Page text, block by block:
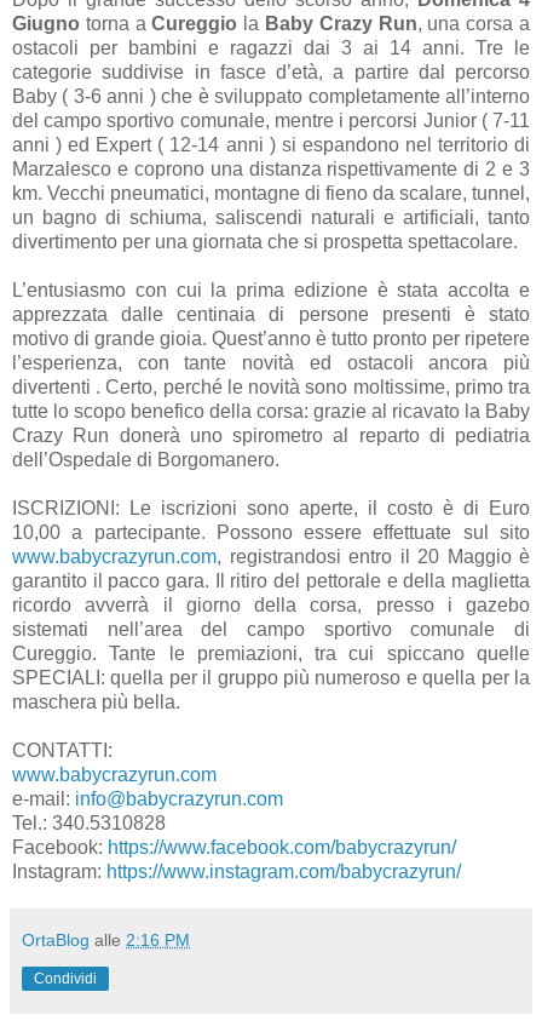
Giugno torna aCureggio la Baby Crazy Run, una corsa a
ostacoli per bambini e ragazzi dai 3 ai 14 anni. Tre le
categorie suddivise in fasce d’età, a partire dal percorso
Baby ( 3-6 anni ) che è sviluppato completamente all’interno
del campo sportivo comunale, mentre i percorsi Junior ( 7-11
anni ) ed Expert ( 12-14 anni ) si espandono nel territorio di
Marzalesco e coprono una distanza rispettivamente di 2 e 3
km. Vecchi pneumatici, montagne di fieno da scalare, tunnel,
un bagno di schiuma, saliscendi naturali e artificiali, tanto
divertimento per una giornata che si prospetta spettacolare.
L’entusiasmo con cui la prima edizione è stata accolta e
apprezzata dalle centinaia di persone presenti è stato
motivo di grande gioia. Quest’anno è tutto pronto per ripetere
l’esperienza, con tante novità ed ostacoli ancora più
divertenti . Certo, perché le novità sono moltissime, primo tra
tutte lo scopo benefico della corsa: grazie al ricavato la Baby
Crazy Run donerà uno spirometro al reparto di pediatria
dell’Ospedale di Borgomanero.
ISCRIZIONI: Le iscrizioni sono aperte, il costo è di Euro
10,00 a partecipante. Possono essere effettuate sul sito
www.babycrazyrun.com, registrandosi entro il 20 Maggio è
garantito il pacco gara. Il ritiro del pettorale e della maglietta
ricordo avverrà il giorno della corsa, presso i gazebo
sistemati nell’area del campo sportivo comunale di
Cureggio. Tante le premiazioni, tra cui spiccano quelle
SPECIALI: quella per il gruppo più numeroso e quella per la
maschera più bella.
CONTATTI:
www.babycrazyrun.com
e-mail: info@babycrazyrun.com
Tel.: 340.5310828
Facebook: https://www.facebook.com/babycrazyrun/
Instagram: https://www.instagram.com/babycrazyrun/
OrtaBlog alle 2:16 PM
Condividi